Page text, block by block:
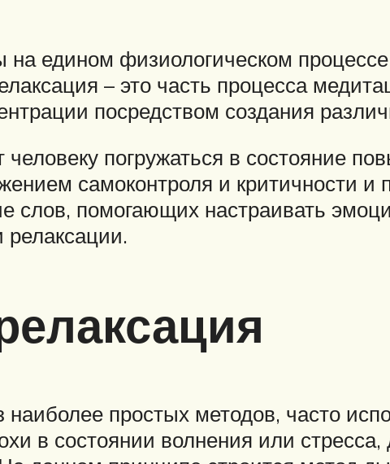
едином физиологическом
– это часть процесса
посредством создания
погружаться в состояние
самоконтроля и критичности
слов, помогающих настраивать
простых методов, часто
в состоянии волнения или